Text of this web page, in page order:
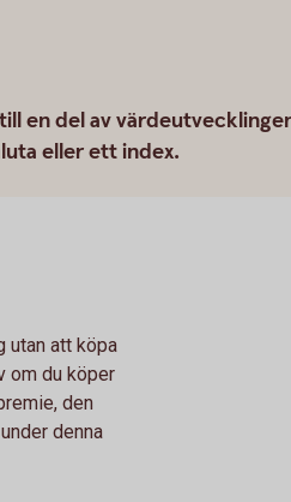
en del av
eller ett index.
utan att köpa
om du köper
den
denna